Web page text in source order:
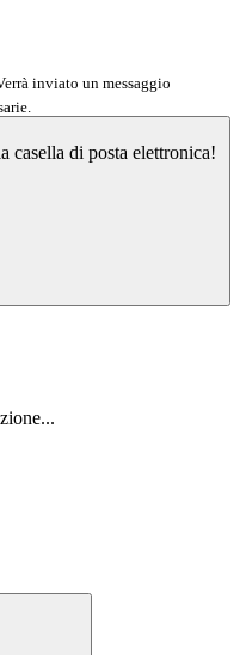
inviato un messaggio
casella di posta elettronica!